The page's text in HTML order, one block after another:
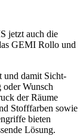
jetzt auch die
GEMI Rollo und
und damit Sicht-
oder Wunsch
der Räume
Stofffarben sowie
bieten
Lösung.